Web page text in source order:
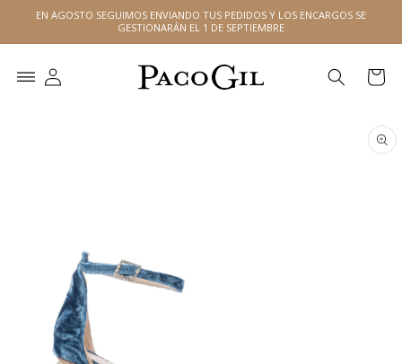
directamente
EN AGOSTO SEGUIMOS ENVIANDO TUS PEDIDOS Y LOS ENCARGOS SE
GESTIONARÁN EL 1 DE SEPTIEMBRE
Carrito